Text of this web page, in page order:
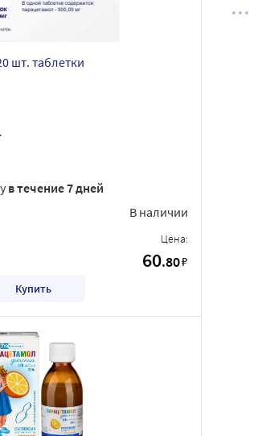
шт. таблетки
в течение 7 дней
В наличии
Цена:
60.80₽
Купить